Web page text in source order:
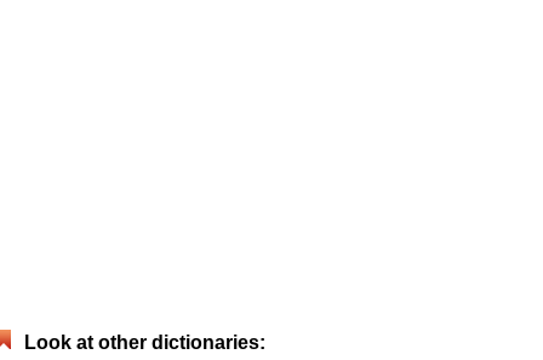
Look at other dictionaries: